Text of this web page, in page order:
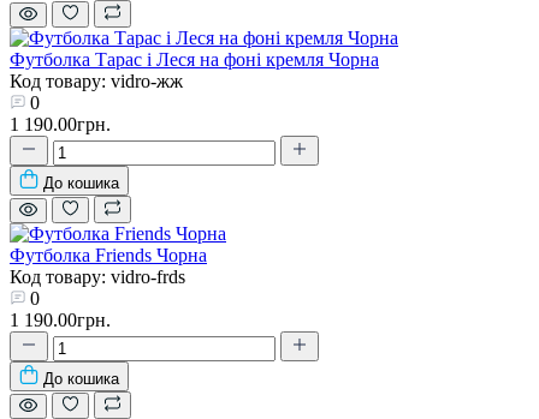
Футболка Тарас і Леся на фоні кремля Чорна
Код товару: vidro-жж
0
1 190.00грн.
До кошика
Футболка Friends Чорна
Код товару: vidro-frds
0
1 190.00грн.
До кошика